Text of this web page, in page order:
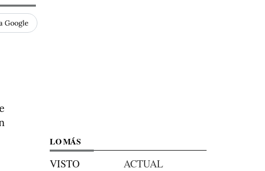
Google
LO MÁS
VISTO ACTUAL